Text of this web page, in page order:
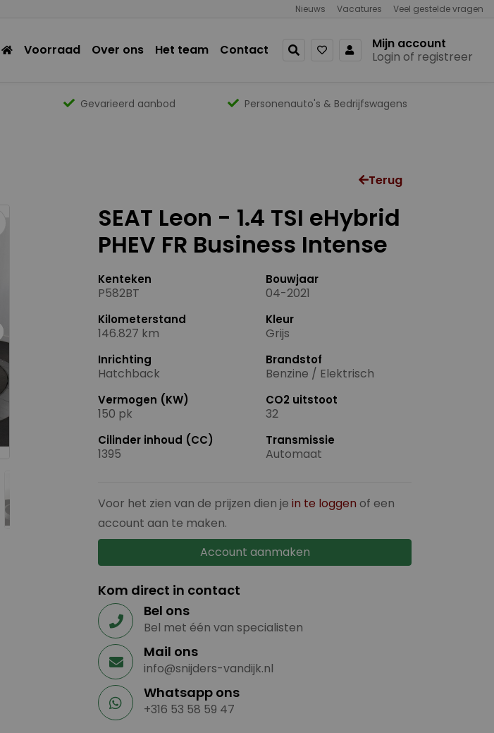
Nieuws Vacatures Veel gestelde vragen
Voorraad Over ons Het team Contact
Mijn account
Login of registreer
Gevarieerd aanbod Personenauto's & Bedrijfswagens
Terug
SEAT Leon - 1.4 TSI eHybrid
PHEV FR Business Intense
Kenteken
P582BT
Bouwjaar
04-2021
Kilometerstand
146.827 km
Kleur
Grijs
Inrichting
Hatchback
Brandstof
Benzine / Elektrisch
Vermogen (KW)
150 pk
CO2 uitstoot
32
Cilinder inhoud (CC)
1395
Transmissie
Automaat
Voor het zien van de prijzen dien je in te loggen of een
account aan te maken.
Account aanmaken
Kom direct in contact
Bel ons
Bel met één van specialisten
Mail ons
info@snijders-vandijk.nl
Whatsapp ons
+316 53 58 59 47